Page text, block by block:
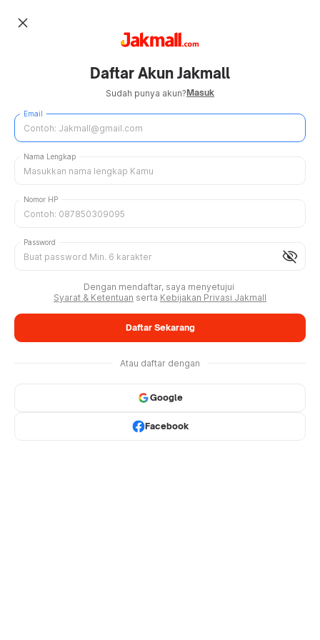
close
Daftar Akun Jakmall
Sudah punya akun?Masuk
Email
Nama Lengkap
Nomor HP
visibility_off
Password
Dengan mendaftar, saya menyetujui
Syarat & Ketentuan serta Kebijakan Privasi Jakmall
Daftar Sekarang
Atau daftar dengan
Google
Facebook